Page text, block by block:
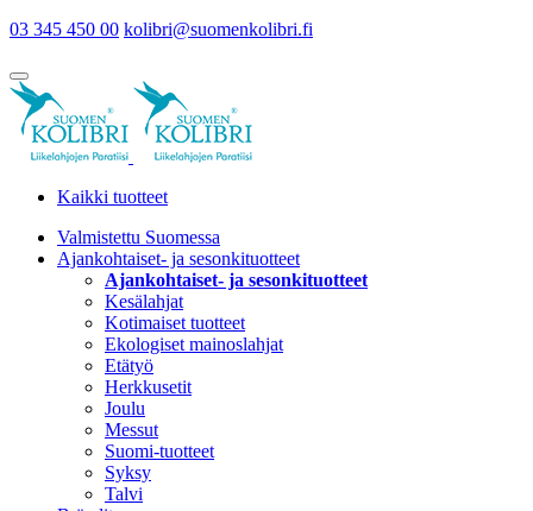
03 345 450 00 kolibri@suomenkolibri.fi
Kaikki tuotteet
Valmistettu Suomessa
Ajankohtaiset- ja sesonkituotteet
Ajankohtaiset- ja sesonkituotteet
Kesälahjat
Kotimaiset tuotteet
Ekologiset mainoslahjat
Etätyö
Herkkusetit
Joulu
Messut
Suomi-tuotteet
Syksy
Talvi